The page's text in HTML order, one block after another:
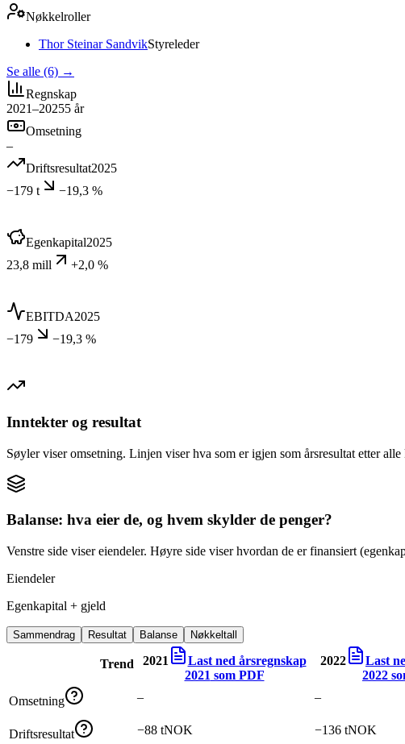
Nøkkelroller
Thor Steinar SandvikStyreleder
Se alle (6) →
Regnskap
2021–20255 år
Omsetning
–
Driftsresultat2025
−179 t
−19,3 %
Egenkapital2025
23,8 mill
+2,0 %
EBITDA2025
−179
−19,3 %
Inntekter og resultat
Søyler viser omsetning. Linjen viser hva som er igjen som årsresultat etter alle
Balanse: hva eier de, og hvem skylder de penger?
Venstre side viser eiendeler. Høyre side viser hvordan de er finansiert
Eiendeler
Egenkapital + gjeld
Sammendrag Resultat Balanse Nøkkeltall
Trend 2021
Last ned årsregnskap
2021 som PDF
2022
Last
2022
Omsetning – –
Driftsresultat −88 tNOK −136 tNOK